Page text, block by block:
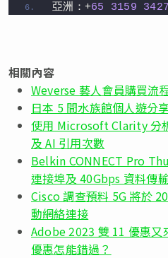
亞洲：+65 3159 3427
相關內容
Weverse 藝人會員購買流
日本 5 間水族館個人遊分
使用 Microsoft Clarity 分
及 AI 引用次數
Belkin CONNECT Pro
連接埠及 40Gbps 資料傳
Cisco 調查預料 5G 將於
動網絡連接
Adobe 2023 雙 11 優惠
優惠怎能錯過？